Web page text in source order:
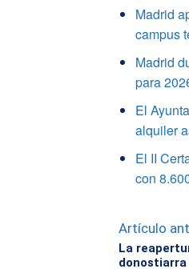
Madrid
campus
Madrid
para
El
alquiler
El II
con
Artículo
La
donostiarra